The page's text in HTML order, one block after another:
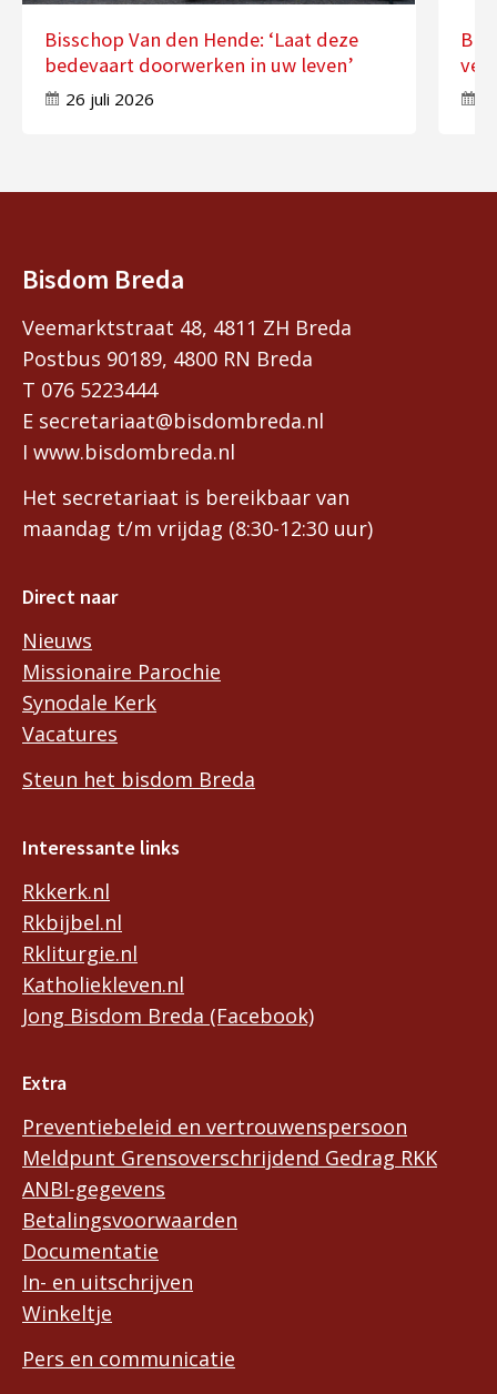
Bisschop Van den Hende: ‘Laat deze
bedevaart doorwerken in uw leven’
26 juli 2026
Bisdom Breda
Veemarktstraat 48, 4811 ZH Breda
Postbus 90189, 4800 RN Breda
T 076 5223444
E secretariaat@bisdombreda.nl
I www.bisdombreda.nl
Het secretariaat is bereikbaar van
maandag t/m vrijdag (8:30-12:30 uur)
Direct naar
Nieuws
Missionaire Parochie
Synodale Kerk
Vacatures
Steun het bisdom Breda
Interessante links
Rkkerk.nl
Rkbijbel.nl
Rkliturgie.nl
Katholiekleven.nl
Jong Bisdom Breda (Facebook)
Extra
Preventiebeleid en vertrouwenspersoon
Meldpunt Grensoverschrijdend Gedrag RKK
ANBI-gegevens
Betalingsvoorwaarden
Documentatie
In- en uitschrijven
Winkeltje
Pers en communicatie